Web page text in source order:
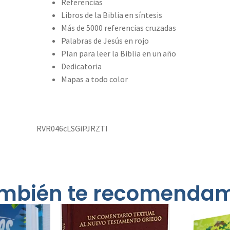
Referencias
Libros de la Biblia en síntesis
Más de 5000 referencias cruzadas
Palabras de Jesús en rojo
Plan para leer la Biblia en un año
Dedicatoria
Mapas a todo color
RVR046cLSGiPJRZTI
te